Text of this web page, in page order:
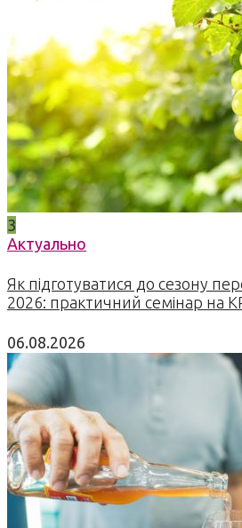
3
Актуально
Як підготуватися до сезону
2026: практичний семінар на
06.08.2026